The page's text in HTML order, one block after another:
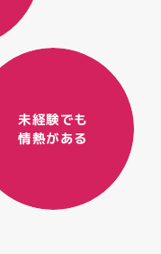
未経験でも
情熱がある